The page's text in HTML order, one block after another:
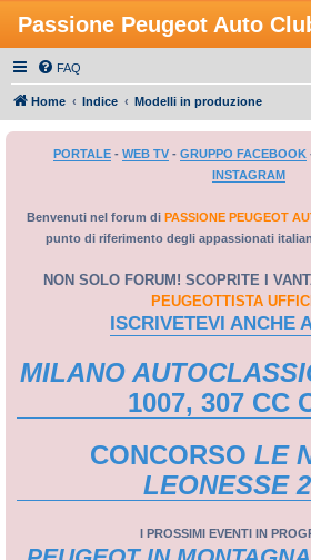
Passione Peugeot Auto
FAQ
Home Indice Modelli in produzione
PORTALE- WEB TV- GRUPPO FACEBOOK
INSTAGRAM
Benvenuti nel forum di PASSIONE PEUGEOT
punto di riferimento degli appassionati
NON SOLO FORUM! SCOPRITE I
PEUGEOTTISTA
ISCRIVETEVI ANCHE
MILANO
1007, 307 CC
CONCORSO LE
LEONESSE
I PROSSIMI EVENTI IN